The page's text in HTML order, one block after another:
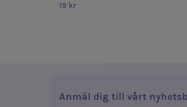
19 kr
Anmäl dig till vårt